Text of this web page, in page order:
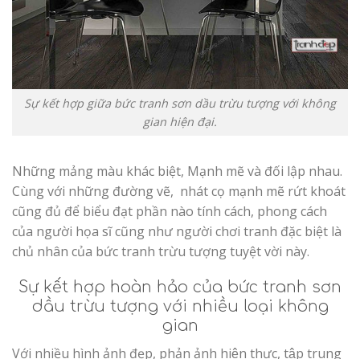
Sự kết hợp giữa bức tranh sơn dầu trừu tượng với không
gian hiện đại.
Những mảng màu khác biệt, Mạnh mẽ và đối lập nhau.
Cùng với những đường vẽ, nhát cọ mạnh mẽ rứt khoát
cũng đủ để biểu đạt phần nào tính cách, phong cách
của người họa sĩ cũng như người chơi tranh đặc biệt là
chủ nhân của bức tranh trừu tượng tuyệt vời này.
Sự kết hợp hoàn hảo của bức tranh sơn
dầu trừu tượng với nhiều loại không
gian
Với nhiều hình ảnh đẹp, phản ảnh hiện thực, tập trung